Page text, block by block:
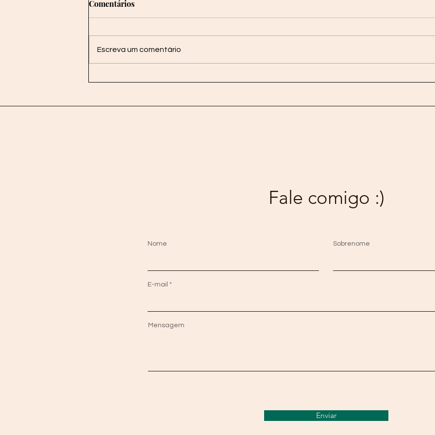
Papo de coxia \ O gênero e a
quando Luciana Amormino
O
Comentários
Escreva um comentário
Fale comigo :)
Nome Sobrenome
E-mail
Mensagem
Enviar